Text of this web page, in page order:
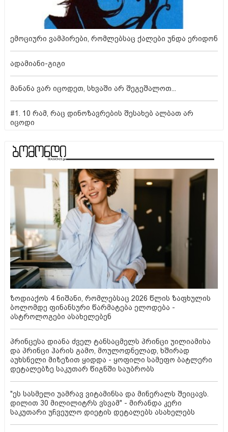
ემოციური ვამპირები, რომლებსაც ქალები უნდა ერიდონ
ადამიანი-გიგი
მანანა ვარ იცოდეთ, სხვაში არ შეგეშალოთ...
#1. 10 რამ, რაც დინოზავრების შესახებ ალბათ არ
იცოდი
ზოდიაქოს 4 ნიშანი, რომლებსაც 2026 წლის ზაფხულის
ბოლომდე ფინანსური წარმატება ელოდება -
ასტროლოგები ასახელებენ
პრინცესა დიანა ძველ ტანსაცმელს პრინცი უილიამისა
და პრინცი ჰარის გამო, მოულოდნელად, ხშირად
აუხსნელი მიზეზით ყიდდა - ყოფილი სამეფო ბატლერი
დეტალებზე საკუთარ წიგნში საუბრობს
"ეს სასმელი უამრავ ვიტამინსა და მინერალს შეიცავს.
დილით 30 მილილიტრს ვსვამ" - მირანდა კერი
საკუთარი უჩვეულო დიეტის დეტალებს ასახელებს